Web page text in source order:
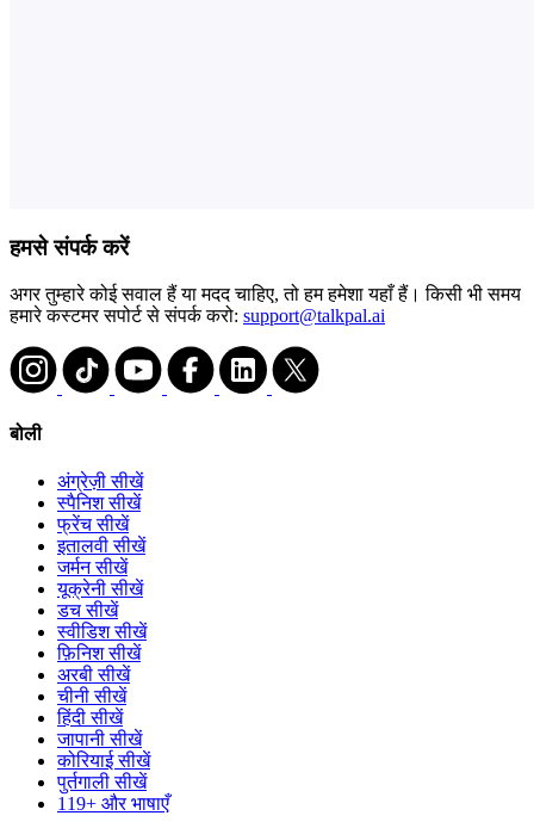
हमसे संपर्क करें
अगर तुम्हारे कोई सवाल हैं या मदद चाहिए, तो हम हमेशा यहाँ हैं। किसी भी समय
हमारे कस्टमर सपोर्ट से संपर्क करो: support@talkpal.ai
बोली
अंग्रेज़ी सीखें
स्पैनिश सीखें
फ्रेंच सीखें
इतालवी सीखें
जर्मन सीखें
यूक्रेनी सीखें
डच सीखें
स्वीडिश सीखें
फ़िनिश सीखें
अरबी सीखें
चीनी सीखें
हिंदी सीखें
जापानी सीखें
कोरियाई सीखें
पुर्तगाली सीखें
119+ और भाषाएँ